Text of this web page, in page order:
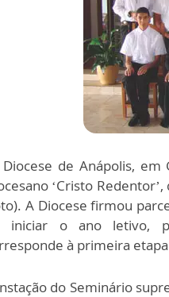
Diocese de Anápolis,
‘Cristo
A Diocese firmou
iniciar o ano letivo,
à primeira
do Seminário